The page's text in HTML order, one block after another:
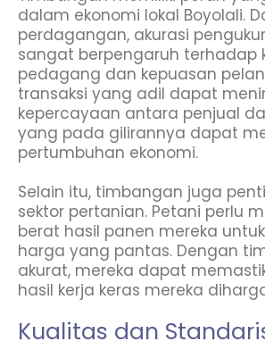
dalam ekonomi lokal Boyolali.
perdagangan, akurasi
sangat berpengaruh terhadap
pedagang dan kepuasan
transaksi yang adil dapat
kepercayaan antara penjual
yang pada gilirannya dapat
pertumbuhan ekonomi.
Selain itu, timbangan juga
sektor pertanian. Petani perlu
berat hasil panen mereka
harga yang pantas. Dengan
akurat, mereka dapat
hasil kerja keras mereka
Kualitas dan